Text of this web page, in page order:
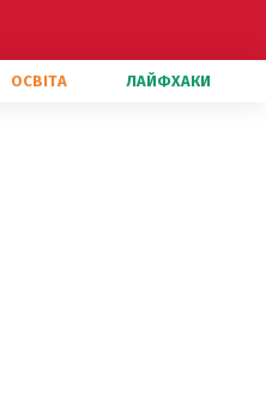
ОСВІТА ЛАЙФХАКИ